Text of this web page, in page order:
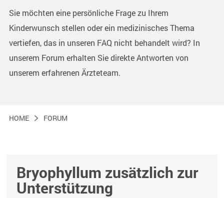
Sie möchten eine persönliche Frage zu Ihrem
Kinderwunsch stellen oder ein medizinisches Thema
vertiefen, das in unseren FAQ nicht behandelt wird? In
unserem Forum erhalten Sie direkte Antworten von
unserem erfahrenen Ärzteteam.
HOME FORUM
Bryophyllum zusätzlich zur
Unterstützung